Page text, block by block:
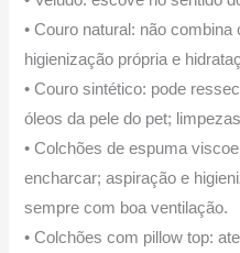
• Couro natural: não
higienização própria e
• Couro sintético: pode
óleos da pele do pet;
• Colchões de espuma
encharcar; aspiração e
sempre com boa ventilação.
• Colchões com pillow top: